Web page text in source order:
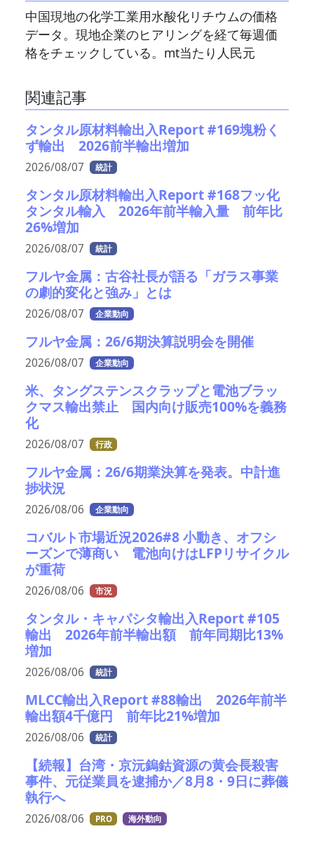
中国現地の化学工業用水酸化リチウムの価格
データ。現地企業のヒアリングを経て毎週価
格をチェックしている。mt当たり人民元
関連記事
タンタル原材料輸出入Report #169塊粉く
ず輸出 2026前半輸出増加
2026/08/07 統計
タンタル原材料輸出入Report #168フッ化
タンタル輸入 2026年前半輸入量 前年比
26%増加
2026/08/07 統計
フルヤ金属：古谷社長が語る「ガラス事業
の劇的変化と強み」とは
2026/08/07 企業動向
フルヤ金属：26/6期決算説明会を開催
2026/08/07 企業動向
米、タングステンスクラップと電池ブラッ
クマス輸出禁止 国内向け販売100%を義務
化
2026/08/07 行政
フルヤ金属：26/6期業決算を発表。中計進
捗状況
2026/08/06 企業動向
コバルト市場近況2026#8 小動き、オフシ
ーズンで薄商い 電池向けはLFPリサイクル
が重荷
2026/08/06 市況
タンタル・キャパシタ輸出入Report #105
輸出 2026年前半輸出額 前年同期比13%
増加
2026/08/06 統計
MLCC輸出入Report #88輸出 2026年前半
輸出額4千億円 前年比21%増加
2026/08/06 統計
【続報】台湾・京沅鎢鈷資源の黄会長殺害
事件、元従業員を逮捕か／8月8・9日に葬儀
執行へ
2026/08/06 PRO 海外動向